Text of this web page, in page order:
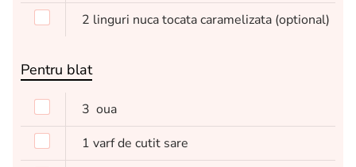
2 linguri nuca tocata caramelizata (optional)
Pentru blat
3 oua
1 varf de cutit sare